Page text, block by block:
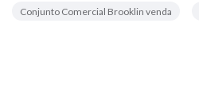
Conjunto Comercial Brooklin venda